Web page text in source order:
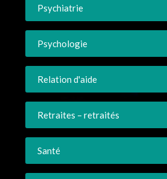
Psychiatrie
Psychologie
Relation d'aide
Retraites – retraités
Santé